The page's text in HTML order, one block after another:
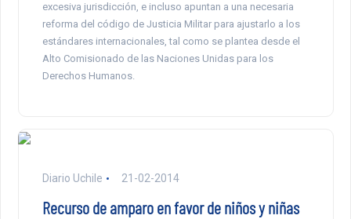
excesiva jurisdicción, e incluso apuntan a una necesaria
reforma del código de Justicia Militar para ajustarlo a los
estándares internacionales, tal como se plantea desde el
Alto Comisionado de las Naciones Unidas para los
Derechos Humanos.
Diario Uchile 21-02-2014
Recurso de amparo en favor de niños y niñas